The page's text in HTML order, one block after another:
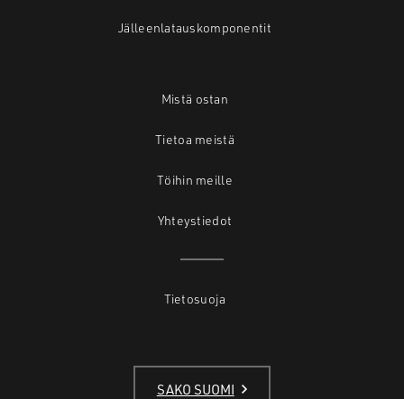
Jälleenlatauskomponentit
Mistä ostan
Tietoa meistä
Töihin meille
Yhteystiedot
Tietosuoja
SAKO SUOMI